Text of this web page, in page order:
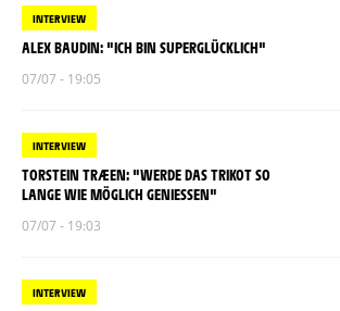
INTERVIEW
ALEX BAUDIN: "ICH BIN SUPERGLÜCKLICH"
07/07 - 19:05
INTERVIEW
TORSTEIN TRÆEN: "WERDE DAS TRIKOT SO
LANGE WIE MÖGLICH GENIESSEN"
07/07 - 19:03
INTERVIEW